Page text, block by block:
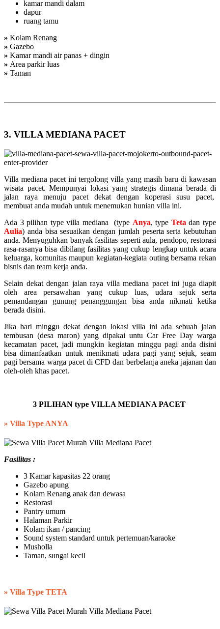
kamar mandi dalam
dapur
ruang tamu
» Kolam Renang
» Gazebo
» Kamar mandi air panas + dingin
» Area parkir luas
» Taman
3. VILLA MEDIANA PACET
Villa mediana pacet ini tergolong villa yang masih baru di kawasan
wisata pacet. Mempunyai lokasi yang strategis dimana berada di
jalan raya menuju pacet dekat dengan koperasi susu pacet,
membuat anda mudah untuk menemukan hunian villa ini.
Ada 3 pilihan type villa mediana (type Anya, type Teta dan type
Aulia) anda bisa sesuaikan dengan jumlah peserta serta kebutuhan
anda. Menyuguhkan banyak fasilitas seperti aula, pendopo, restorasi
rasa-rasanya bisa dibilang fasilitas yang cukup lengkap untuk acara
keluarga, komunitas maupun kegiatan-kegiata outing bersama rekan
bisnis dan team kerja anda.
Selain dekat dengan jalan raya villa mediana pacet ini juga diapit
oleh area persawahan yang cukup luas, udara sejuk serta
pemandangan gunung penanggungan bisa anda nikmati ketika
berada disini.
Jika hari minggu dekat dengan lokasi villa ini ada sebuah jalan
tembusan (desa maron) yang dipakai untu Car Free Day warga
kecamatan pacet, jadi mungkin kegiatan minggu pagi anda disini
bisa dimanfaatkan untuk menikmati udara pagi yang sejuk, seam
pagi bersama warga pacet di CFD dan berbelanja aneka jajanan dan
oleh-oleh khas pacet.
3 PILIHAN type VILLA MEDIANA PACET
» Villa Type ANYA
Fasilitas :
3 Kamar kapasitas 22 orang
Gazebo apung
Kolam Renang anak dan dewasa
Restorasi
Pantry umum
Halaman Parkir
Kolam ikan / pancing
Sound system standard untuk pertemuan/karaoke
Musholla
Taman, sungai kecil
» Villa Type TETA